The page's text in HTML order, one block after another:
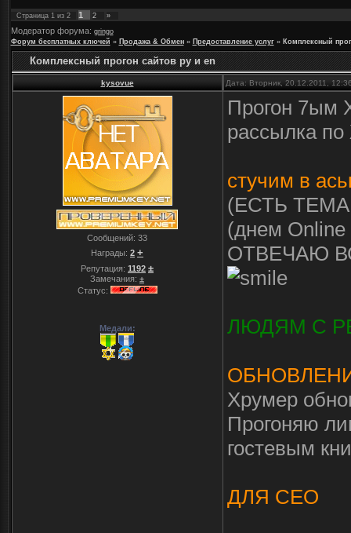
Страница 1из 2 1 2 »
Модератор форума: gringo
Форум бесплатных ключей » Продажа & Обмен » Предоставление услуг » Комплексный
Комплексный прогон сайтов ру и en
kysovue Дата: Вторник, 20.12.2011,
Сообщений: 33
Награды: 2 +
Репутация: 1192 ±
Замечания: ±
Статус:
Медали:
Прогон 7ым
рассылка
стучим в
(ЕСТЬ
(днем Online
ОТВЕЧАЮ
ЛЮДЯМ С
Хрумер
Прогоняю
гостевым
ДЛЯ СЕО